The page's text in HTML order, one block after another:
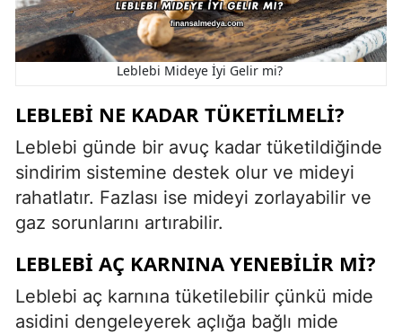
Leblebi Mideye İyi Gelir mi?
LEBLEBI NE KADAR TÜKETILMELI?
Leblebi günde bir avuç kadar tüketildiğinde
sindirim sistemine destek olur ve mideyi
rahatlatır. Fazlası ise mideyi zorlayabilir ve
gaz sorunlarını artırabilir.
LEBLEBI AÇ KARNINA YENEBILIR MI?
Leblebi aç karnına tüketilebilir çünkü mide
asidini dengeleyerek açlığa bağlı mide